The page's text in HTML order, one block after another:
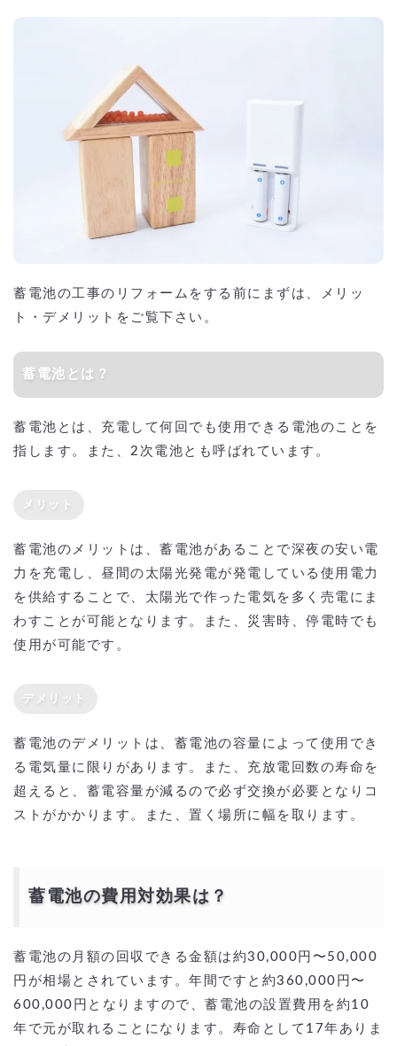
蓄電池の工事のリフォームをする前にまずは、メリッ
ト・デメリットをご覧下さい。
蓄電池とは？
蓄電池とは、充電して何回でも使用できる電池のことを
指します。また、2次電池とも呼ばれています。
メリット
蓄電池のメリットは、蓄電池があることで深夜の安い電
力を充電し、昼間の太陽光発電が発電している使用電力
を供給することで、太陽光で作った電気を多く売電にま
わすことが可能となります。また、災害時、停電時でも
使用が可能です。
デメリット
蓄電池のデメリットは、蓄電池の容量によって使用でき
る電気量に限りがあります。また、充放電回数の寿命を
超えると、蓄電容量が減るので必ず交換が必要となりコ
ストがかかります。また、置く場所に幅を取ります。
蓄電池の費用対効果は？
蓄電池の月額の回収できる金額は約30,000円〜50,000
円が相場とされています。年間ですと約360,000円〜
600,000円となりますので、蓄電池の設置費用を約10
年で元が取れることになります。寿命として17年ありま